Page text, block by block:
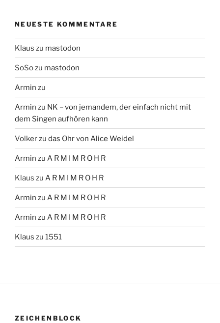
NEUESTE KOMMENTARE
Klaus zu mastodon
SoSozu mastodon
Armin zu
Armin zu NK – von jemandem, der einfach nicht mit
dem Singen aufhören kann
Volkerzu das Ohr von Alice Weidel
Armin zu A R M I M R O H R
Klaus zu A R M I M R O H R
Armin zu A R M I M R O H R
Armin zu A R M I M R O H R
Klaus zu 1551
ZEICHENBLOCK